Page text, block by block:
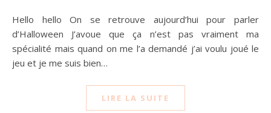
Hello hello On se retrouve aujourd’hui pour parler
d’Halloween J’avoue que ça n’est pas vraiment ma
spécialité mais quand on me l’a demandé j’ai voulu joué le
jeu et je me suis bien…
LIRE LA SUITE